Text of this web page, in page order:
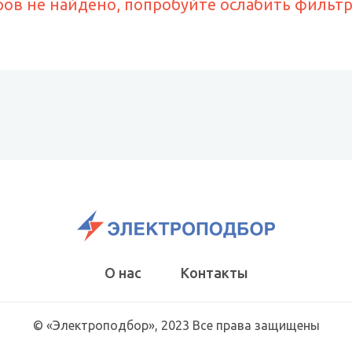
не найдено, попробуйте ослабить
О нас Контакты
© «Электроподбор», 2023 Все права защищены